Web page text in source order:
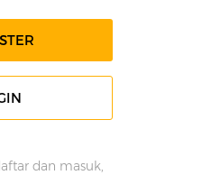
dan masuk,